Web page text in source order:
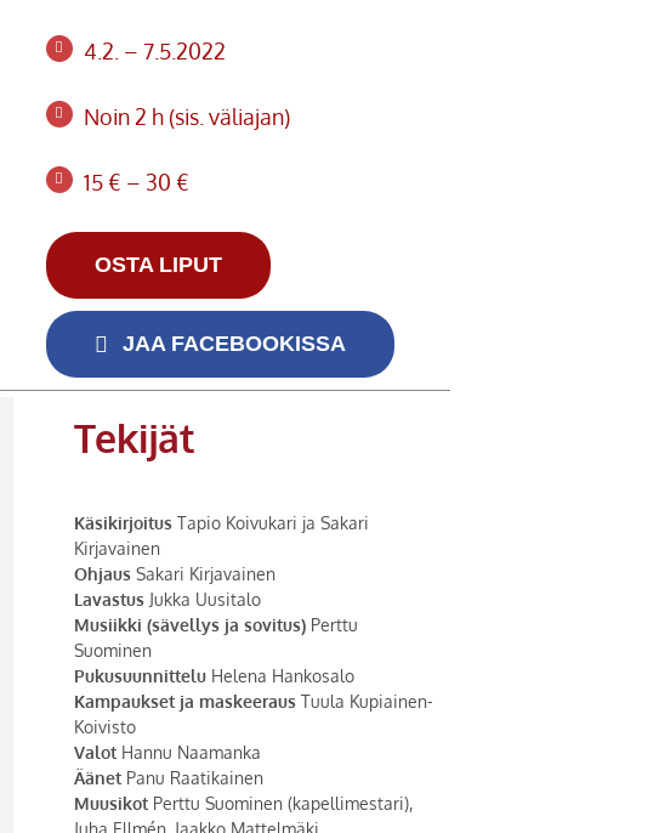
4.2. – 7.5.2022
Noin 2 h (sis. väliajan)
15 € – 30 €
OSTA LIPUT
JAA FACEBOOKISSA
Tekijät
Käsikirjoitus Tapio Koivukari ja Sakari
Kirjavainen
Ohjaus Sakari Kirjavainen
Lavastus Jukka Uusitalo
Musiikki (sävellys ja sovitus) Perttu
Suominen
Pukusuunnittelu Helena Hankosalo
Kampaukset ja maskeeraus Tuula Kupiainen-
Koivisto
Valot Hannu Naamanka
Äänet Panu Raatikainen
Muusikot Perttu Suominen (kapellimestari),